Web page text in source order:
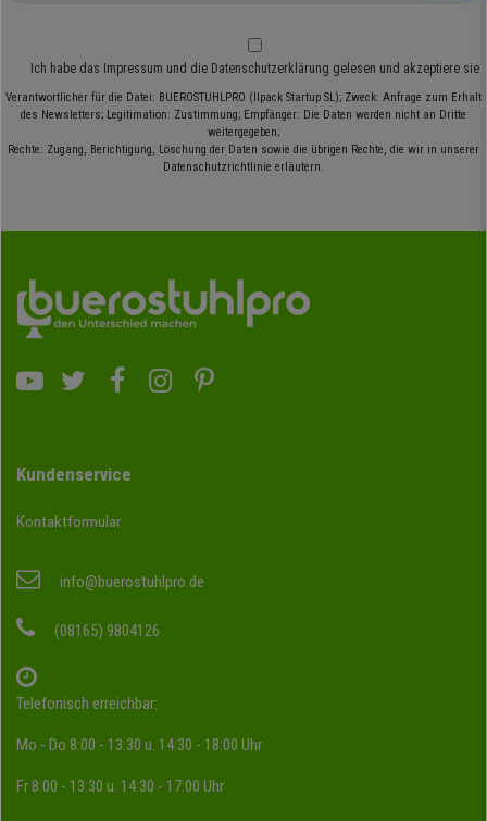
Ich habe das Impressum und die Datenschutzerklärung gelesen und akzeptiere sie
Verantwortlicher für die Datei: BUEROSTUHLPRO (Ilpack Startup SL); Zweck: Anfrage zum Erhalt
des Newsletters; Legitimation: Zustimmung; Empfänger: Die Daten werden nicht an Dritte
weitergegeben;
Rechte: Zugang, Berichtigung, Löschung der Daten sowie die übrigen Rechte, die wir in unserer
Datenschutzrichtlinie erläutern.
Kundenservice
Kontaktformular
info@buerostuhlpro.de
(08165) 9804126
Telefonisch erreichbar:
Mo - Do 8:00 - 13:30 u. 14:30 - 18:00 Uhr
Fr 8:00 - 13:30 u. 14:30 - 17:00 Uhr